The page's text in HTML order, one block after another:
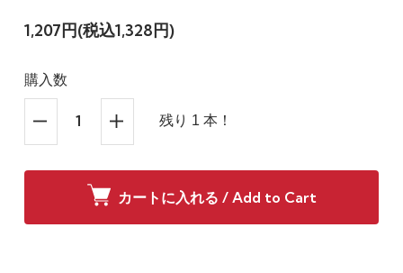
1,207円(税込1,328円)
購入数
残り 1 本！
カートに入れる / Add to Cart